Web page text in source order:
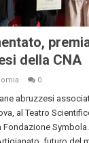
della CNA
0
abruzzesi
al Teatro
Symbola.